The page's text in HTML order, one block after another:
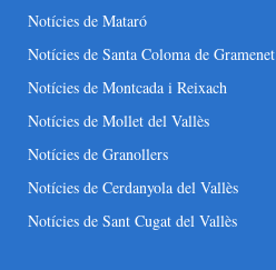
Notícies de Mataró
Notícies de Santa Coloma de Gramenet
Notícies de Montcada i Reixach
Notícies de Mollet del Vallès
Notícies de Granollers
Notícies de Cerdanyola del Vallès
Notícies de Sant Cugat del Vallès